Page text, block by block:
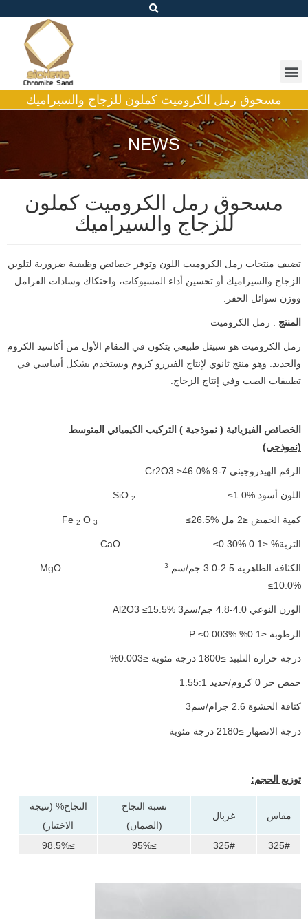
مسحوق رمل الكروميت كملون للزجاج والسيراميك
NEWS
مسحوق رمل الكروميت كملون
للزجاج والسيراميك
تضيف منتجات رمل الكروميت اللون وتوفر خصائص وظيفية ضرورية لتلوين
الزجاج والسيراميك أو تحسين أداء المسبوكات، واحتكاك وسادات الفرامل
ووزن سوائل الحفر.
المنتج : رمل الكروميت
رمل الكروميت هو سبينل طبيعي يتكون في المقام الأول من أكاسيد الكروم
والحديد. وهو منتج ثانوي لإنتاج الفيررو كروم ويستخدم بشكل أساسي في
تطبيقات الصب وفي إنتاج الزجاج.
الخصائص الفيزيائية ( نموذجية ) التركيب الكيميائي المتوسط ​​
(نموذجي)
الرقم الهيدروجيني 7-9 Cr2O3 ≥46.0%
اللون أسود SiO 2 ≤1.0%
كمية الحمض ≤2 مل Fe 2 O 3 ≤26.5%
التربة% ≤0.1 CaO ≤0.30%
الكثافة الظاهرية 2.5-3.0 جم/سم 3
MgO
≤10.0%
الوزن النوعي 4.0-4.8 جم/سم3 Al2O3 ≤15.5%
الرطوبة ≤0.1% P ≤0.003%
درجة حرارة التلبيد ≥1800 درجة مئوية ≤0.003%
حمض حر 0 كروم/حديد 1.55:1
كثافة الحشوة 2.6 جرام/سم3
درجة الانصهار ≥2180 درجة مئوية
توزيع الحجم:
مقاس غربال
نسبة النجاح
(الضمان)
النجاح% (نتيجة
الاختبار)
325#
325#
≥95%
≥98.5%